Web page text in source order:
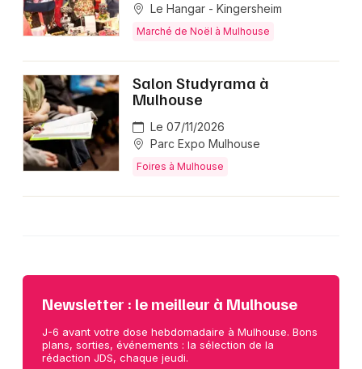
Le Hangar - Kingersheim
Marché de Noël à Mulhouse
Salon Studyrama à
Mulhouse
Le 07/11/2026
Parc Expo Mulhouse
Foires à Mulhouse
Newsletter : le meilleur à Mulhouse
J-6 avant votre dose hebdomadaire à Mulhouse. Bons
plans, sorties, événements : la sélection de la
rédaction JDS, chaque jeudi.